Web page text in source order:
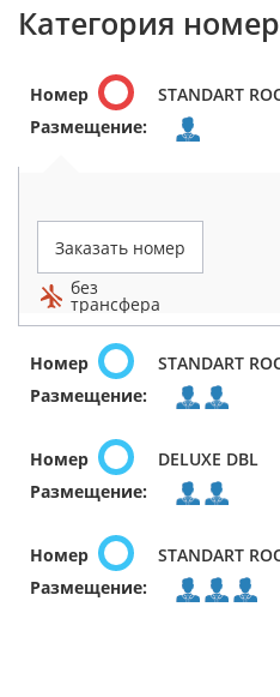
Категория
Номер
STANDART
Размещение:
Заказать номер
без
трансфера
Номер
STANDART
Размещение:
Номер
DELUXE DBL
Размещение:
Номер
STANDART
Размещение: